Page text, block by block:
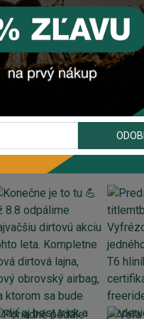
INSTAGRAM#BIKEHOUSESK